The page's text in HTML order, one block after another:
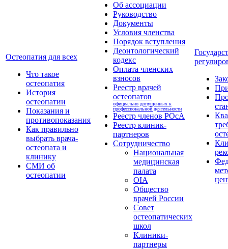
Остеопатия для всех
Что такое
остеопатия
История
остеопатии
Показания и
противопоказания
Как правильно
выбрать врача-
остеопата и
клинику
СМИ об
остеопатии
Об ассоциации
Руководство
Документы
Условия членства
Порядок вступления
Деонтологический
кодекс
Оплата членских
взносов
Реестр врачей
остеопатов
официально допущенных к
профессиональной деятельности
Реестр членов РОсА
Реестр клиник-
партнеров
Сотрудничество
Национальная
медицинская
палата
OIA
Общество
врачей России
Совет
остеопатических
школ
Клиники-
партнеры